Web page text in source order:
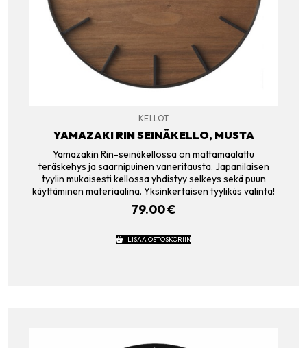
KELLOT
YAMAZAKI RIN SEINÄKELLO, MUSTA
Yamazakin Rin-seinäkellossa on mattamaalattu
teräskehys ja saarnipuinen vaneritausta. Japanilaisen
tyylin mukaisesti kellossa yhdistyy selkeys sekä puun
käyttäminen materiaalina. Yksinkertaisen tyylikäs valinta!
79.00€
LISÄÄ OSTOSKORIIN